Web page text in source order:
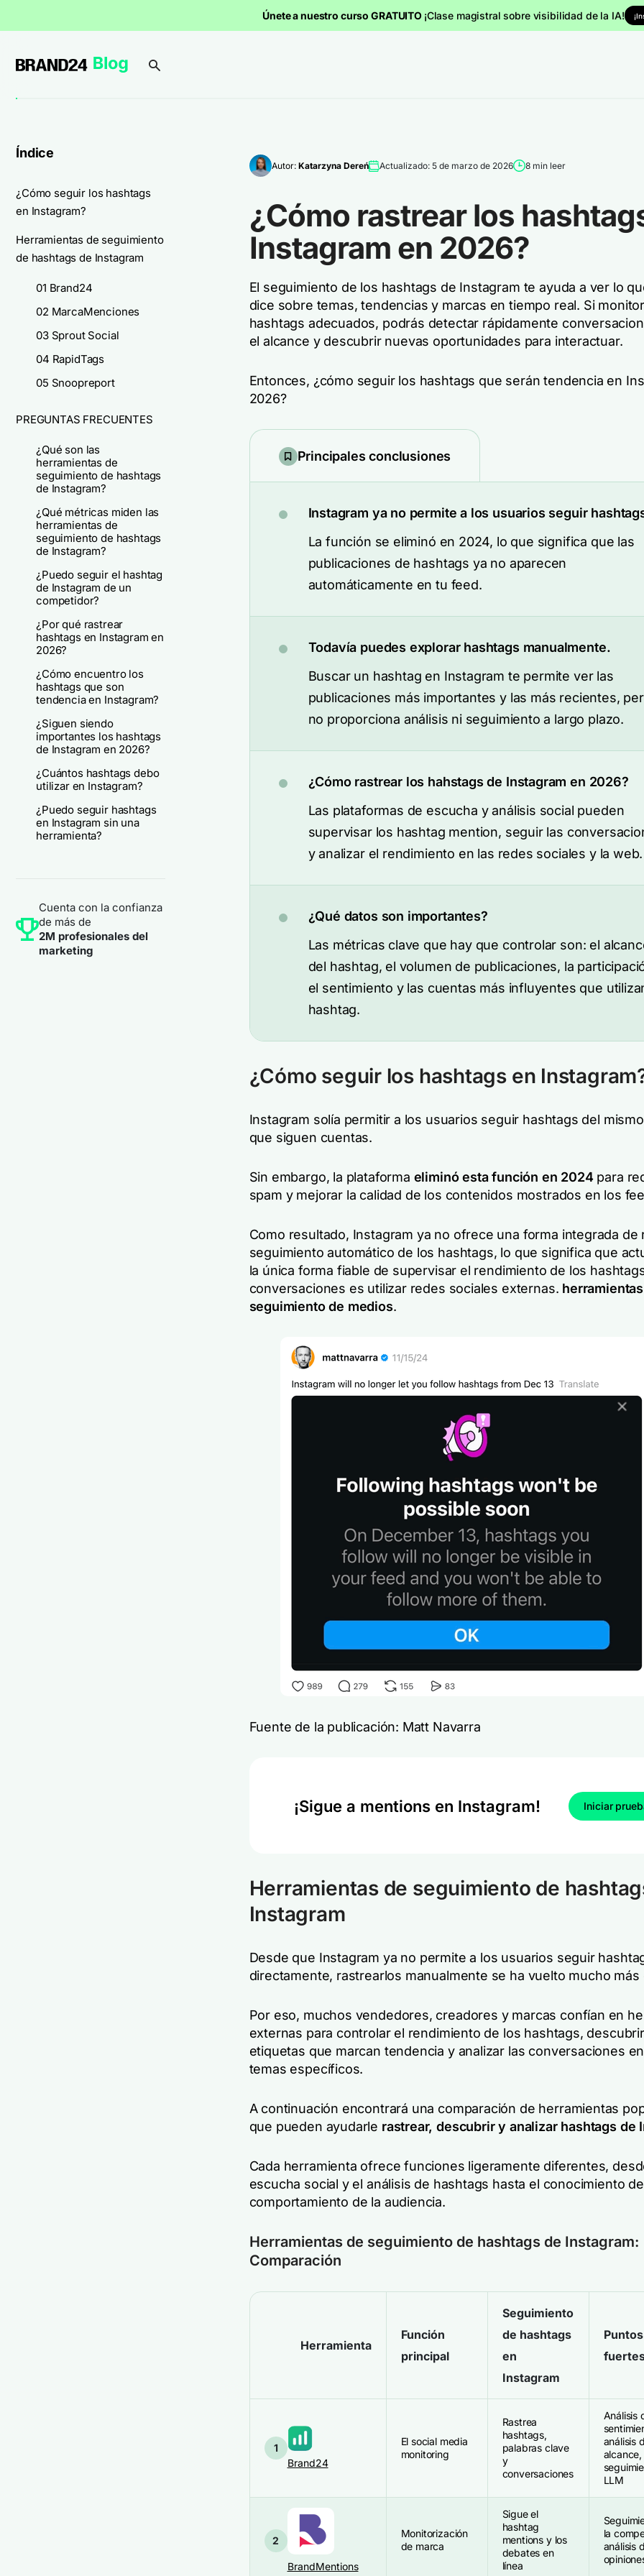
Únete a nuestro curso GRATUITO ¡Clase magistral sobre visibilidad de la IA!
Índice
¿Cómo seguir los hashtags
en Instagram?
Herramientas de seguimiento
de hashtags de Instagram
01 Brand24
02 MarcaMenciones
03 Sprout Social
04 RapidTags
05 Snoopreport
PREGUNTAS FRECUENTES
¿Qué son las
herramientas de
seguimiento de hashtags
de Instagram?
¿Qué métricas miden las
herramientas de
seguimiento de hashtags
de Instagram?
¿Puedo seguir el hashtag
de Instagram de un
competidor?
¿Por qué rastrear
hashtags en Instagram en
2026?
¿Cómo encuentro los
hashtags que son
tendencia en Instagram?
¿Siguen siendo
importantes los hashtags
de Instagram en 2026?
¿Cuántos hashtags debo
utilizar en Instagram?
¿Puedo seguir hashtags
en Instagram sin una
herramienta?
Cuenta con la confianza
de más de
2M profesionales del
marketing
Autor: Katarzyna Dereń Actualizado: 5 de marzo de 2026 8 min leer
¿Cómo rastrear los
Instagram en 2026?
El seguimiento de los hashtags de Instagram te ayuda a ver lo
dice sobre temas, tendencias y marcas en tiempo real. Si
hashtags adecuados, podrás detectar rápidamente
el alcance y descubrir nuevas oportunidades para interactuar.
Entonces, ¿cómo seguir los hashtags que serán tendencia en
2026?
Principales conclusiones
Instagram ya no permite a los usuarios seguir
La función se eliminó en 2024, lo que significa que las
publicaciones de hashtags ya no aparecen
automáticamente en tu feed.
Todavía puedes explorar hashtags manualmente.
Buscar un hashtag en Instagram te permite ver las
publicaciones más importantes y las más recientes,
no proporciona análisis ni seguimiento a largo plazo.
¿Cómo rastrear los hahstags de Instagram en 2026?
Las plataformas de escucha y análisis social pueden
supervisar los hashtag mention, seguir las
y analizar el rendimiento en las redes sociales y la web.
¿Qué datos son importantes?
Las métricas clave que hay que controlar son: el
del hashtag, el volumen de publicaciones, la
el sentimiento y las cuentas más influyentes que
hashtag.
¿Cómo seguir los hashtags en
Instagram solía permitir a los usuarios seguir hashtags del
que siguen cuentas.
Sin embargo, la plataforma eliminó esta función en 2024para
spam y mejorar la calidad de los contenidos mostrados en los
Como resultado, Instagram ya no ofrece una forma integrada de
seguimiento automático de los hashtags, lo que significa que
la única forma fiable de supervisar el rendimiento de los
conversaciones es utilizar redes sociales externas.
seguimiento de medios.
Fuente de la publicación: Matt Navarra
¡Sigue a mentions en Instagram! Iniciar
Herramientas de seguimiento de
Instagram
Desde que Instagram ya no permite a los usuarios seguir
directamente, rastrearlos manualmente se ha vuelto mucho más
Por eso, muchos vendedores, creadores y marcas confían en
externas para controlar el rendimiento de los hashtags,
etiquetas que marcan tendencia y analizar las conversaciones
temas específicos.
A continuación encontrará una comparación de herramientas
que pueden ayudarle rastrear, descubrir y analizar hashtags de
Cada herramienta ofrece funciones ligeramente diferentes,
escucha social y el análisis de hashtags hasta el conocimiento
comportamiento de la audiencia.
Herramientas de seguimiento de hashtags de Instagram:
Comparación
Herramienta
Función
principal
Seguimiento
de hashtags
en
Instagram
Puntos
1
Brand24
El social media
monitoring
Rastrea
hashtags,
palabras clave
y
conversaciones
Análisis
análisis
alcance,
LLM
2
BrandMentions
Monitorización
de marca
Sigue el
hashtag
mentions y los
debates en
línea
la
análisis